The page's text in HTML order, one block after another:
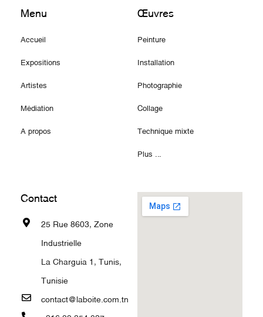
Menu
Accueil
Expositions
Artistes
Médiation
A propos
Œuvres
Peinture
Installation
Photographie
Collage
Technique mixte
Plus ...
Contact
25 Rue 8603, Zone
Industrielle
La Charguia 1, Tunis,
Tunisie
contact@laboite.com.tn